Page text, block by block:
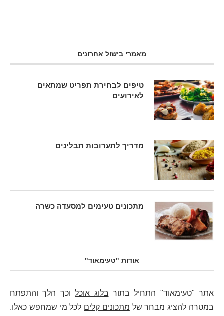
מאמרי בישול אחרונים
טיפים לבחירת תפריט שמתאים
לאירועים
מדריך לתערובות תבלינים
מתכונים טעימים למסעדה כשרה
אודות "טעימאוד"
אתר "טעימאוד" התחיל בתור בלוג אוכלוכך הלך והתפתח
במטרה להציג מבחר של מתכונים קלים לכל מי שמחפש כאלו.